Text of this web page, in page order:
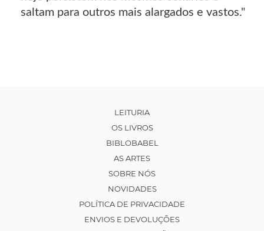
saltam para outros mais alargados e vastos."
LEITURIA
OS LIVROS
BIBLOBABEL
AS ARTES
SOBRE NÓS
NOVIDADES
POLÍTICA DE PRIVACIDADE
ENVIOS E DEVOLUÇÕES